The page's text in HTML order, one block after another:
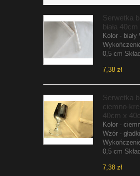
Serwetka
biała
Kolor - biały
0,5 cm
7,38 zł
Serwetka
ciemno-
40cm x
Kolor -
Wzór - gładki
0,5 cm
7,38 zł